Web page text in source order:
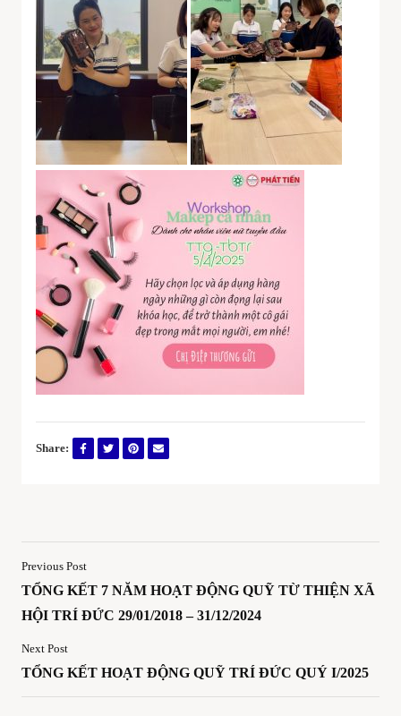
Share:
Previous Post
TỔNG KẾT 7 NĂM HOẠT ĐỘNG QUỸ TỪ THIỆN XÃ
HỘI TRÍ ĐỨC 29/01/2018 – 31/12/2024
Next Post
TỔNG KẾT HOẠT ĐỘNG QUỸ TRÍ ĐỨC QUÝ I/2025